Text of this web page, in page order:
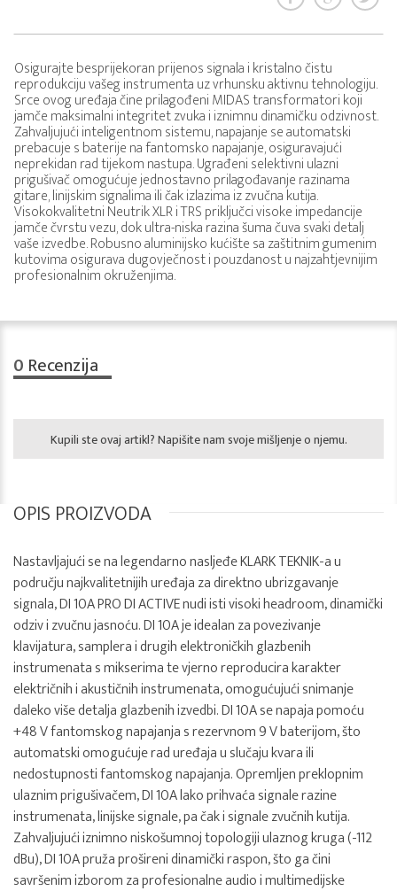
Osigurajte besprijekoran prijenos signala i kristalno čistu
reprodukciju vašeg instrumenta uz vrhunsku aktivnu tehnologiju.
Srce ovog uređaja čine prilagođeni MIDAS transformatori koji
jamče maksimalni integritet zvuka i iznimnu dinamičku odzivnost.
Zahvaljujući inteligentnom sistemu, napajanje se automatski
prebacuje s baterije na fantomsko napajanje, osiguravajući
neprekidan rad tijekom nastupa. Ugrađeni selektivni ulazni
prigušivač omogućuje jednostavno prilagođavanje razinama
gitare, linijskim signalima ili čak izlazima iz zvučna kutija.
Visokokvalitetni Neutrik XLR i TRS priključci visoke impedancije
jamče čvrstu vezu, dok ultra-niska razina šuma čuva svaki detalj
vaše izvedbe. Robusno aluminijsko kućište sa zaštitnim gumenim
kutovima osigurava dugovječnost i pouzdanost u najzahtjevnijim
profesionalnim okruženjima.
0 Recenzija
Kupili ste ovaj artikl? Napišite nam svoje mišljenje o njemu.
OPIS PROIZVODA
Nastavljajući se na legendarno nasljeđe KLARK TEKNIK-a u
području najkvalitetnijih uređaja za direktno ubrizgavanje
signala, DI 10A PRO DI ACTIVE nudi isti visoki headroom, dinamički
odziv i zvučnu jasnoću. DI 10A je idealan za povezivanje
klavijatura, samplera i drugih elektroničkih glazbenih
instrumenata s mikserima te vjerno reproducira karakter
električnih i akustičnih instrumenata, omogućujući snimanje
daleko više detalja glazbenih izvedbi. DI 10A se napaja pomoću
+48 V fantomskog napajanja s rezervnom 9 V baterijom, što
automatski omogućuje rad uređaja u slučaju kvara ili
nedostupnosti fantomskog napajanja. Opremljen preklopnim
ulaznim prigušivačem, DI 10A lako prihvaća signale razine
instrumenata, linijske signale, pa čak i signale zvučnih kutija.
Zahvaljujući iznimno niskošumnoj topologiji ulaznog kruga (-112
dBu), DI 10A pruža prošireni dinamički raspon, što ga čini
savršenim izborom za profesionalne audio i multimedijske